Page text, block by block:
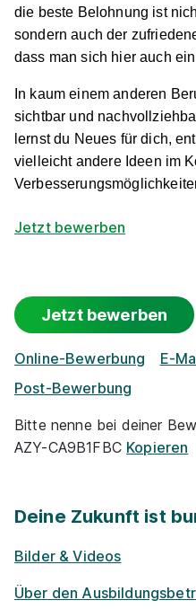
Root
01.08.2027
30880 Laatzen
Schnellbewerbung
Schirmer Malermeister
01.08.2027
30966 Hemmingen
die beste Belohnung ist
sondern auch der
dass man sich hier auch
In kaum einem anderen
sichtbar und
lernst du Neues für dich,
vielleicht andere Ideen im
Jetzt bewerben
Jetzt bewerben
Online-Bewerbung
E-
Post-Bewerbung
Bitte nenne bei deiner
AZY-CA9B1FBC Kopieren
Deine Zukunft ist
Bilder & Videos
Über den